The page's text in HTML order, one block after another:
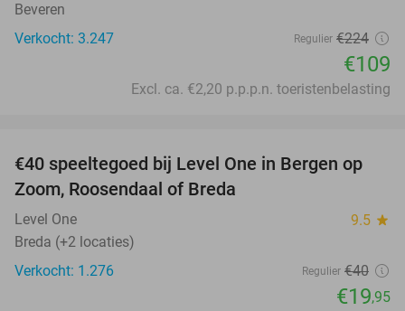
Beveren
Verkocht: 3.247
Regulier €224
€109
Excl. ca. €2,20 p.p.p.n. toeristenbelasting
50%
€40 speeltegoed bij Level One in Bergen op
Zoom, Roosendaal of Breda
Level One 9.5 star
Breda (+2 locaties)
Verkocht: 1.276
Regulier €40
€19,95